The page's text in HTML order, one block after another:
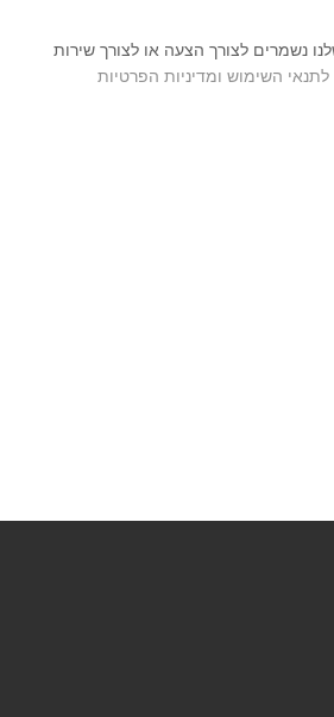
נשמרים לצורך הצעה או לצורך שירות
לתנאי השימוש ומדיניות הפרטיות